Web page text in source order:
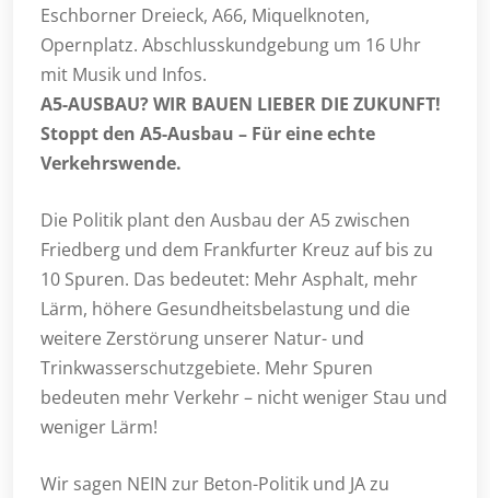
Eschborner Dreieck, A66, Miquelknoten,
Opernplatz. Abschlusskundgebung um 16 Uhr
mit Musik und Infos.
A5-AUSBAU? WIR BAUEN LIEBER DIE ZUKUNFT!
Stoppt den A5-Ausbau – Für eine echte
Verkehrswende.
Die Politik plant den Ausbau der A5 zwischen
Friedberg und dem Frankfurter Kreuz auf bis zu
10 Spuren. Das bedeutet: Mehr Asphalt, mehr
Lärm, höhere Gesundheitsbelastung und die
weitere Zerstörung unserer Natur- und
Trinkwasserschutzgebiete. Mehr Spuren
bedeuten mehr Verkehr – nicht weniger Stau und
weniger Lärm!
Wir sagen NEIN zur Beton-Politik und JA zu